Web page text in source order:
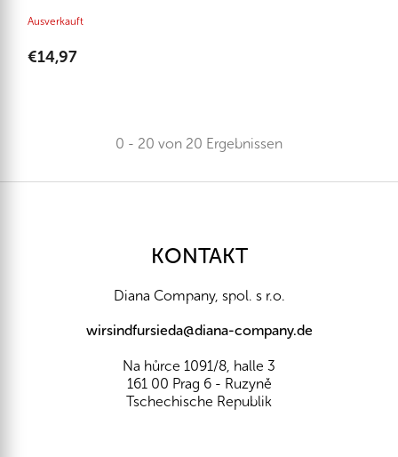
Ausverkauft
€14,97
0 - 20 von 20 Ergebnissen
KONTAKT
Diana Company, spol. s r.o.
wirsindfursieda@diana-company.de
Na hůrce 1091/8, halle 3
161 00 Prag 6 - Ruzyně
Tschechische Republik